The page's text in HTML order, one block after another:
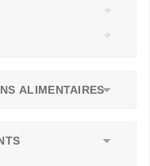
ALIMENTAIRES